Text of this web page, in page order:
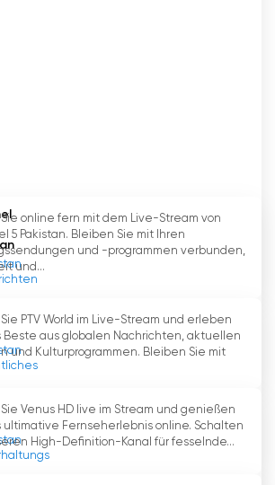
fernsehen kostenlos
online fern mit dem Live-Stream von
5 Pakistan. Bleiben Sie mit Ihren
und -programmen verbunden,
und...
PTV World im Live-Stream und erleben
Beste aus globalen Nachrichten, aktuellen
und Kulturprogrammen. Bleiben Sie mit
Venus HD live im Stream und genießen
ultimative Fernseherlebnis online. Schalten
High-Definition-Kanal für fesselnde...